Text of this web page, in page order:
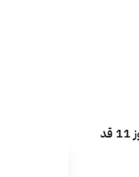
مايكروسوفت تعترف بخلل في ويندوز 11 قد